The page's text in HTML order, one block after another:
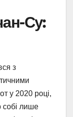
Су:
з
у 2020 році,
лише